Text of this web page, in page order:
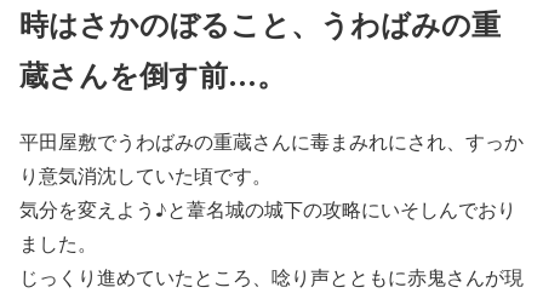
時はさかのぼること、うわばみの重
蔵さんを倒す前…。
平田屋敷でうわばみの重蔵さんに毒まみれにされ、すっか
り意気消沈していた頃です。
気分を変えよう♪と葦名城の城下の攻略にいそしんでおり
ました。
じっくり進めていたところ、唸り声とともに赤鬼さんが現